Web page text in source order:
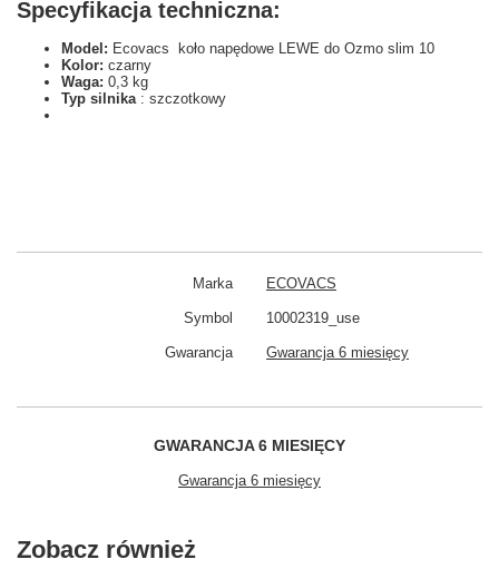
Specyfikacja techniczna:
Model: Ecovacs koło napędowe LEWE do Ozmo slim 10
Kolor: czarny
Waga: 0,3 kg
Typ silnika : szczotkowy
Marka ECOVACS
Symbol 10002319_use
Gwarancja Gwarancja 6 miesięcy
GWARANCJA 6 MIESIĘCY
Gwarancja 6 miesięcy
Zobacz również